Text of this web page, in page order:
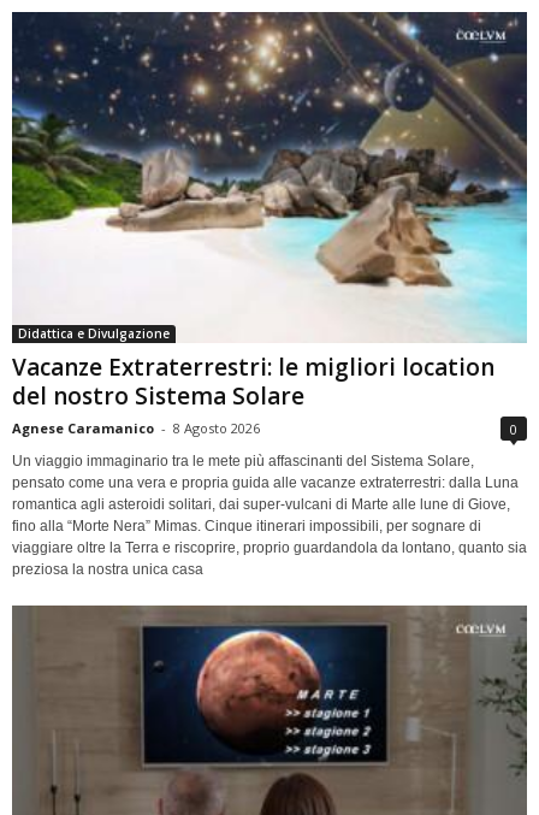
Didattica e Divulgazione
Vacanze Extraterrestri: le migliori location
del nostro Sistema Solare
Agnese Caramanico - 8 Agosto 2026 0
Un viaggio immaginario tra le mete più affascinanti del Sistema Solare,
pensato come una vera e propria guida alle vacanze extraterrestri: dalla Luna
romantica agli asteroidi solitari, dai super-vulcani di Marte alle lune di Giove,
fino alla “Morte Nera” Mimas. Cinque itinerari impossibili, per sognare di
viaggiare oltre la Terra e riscoprire, proprio guardandola da lontano, quanto sia
preziosa la nostra unica casa